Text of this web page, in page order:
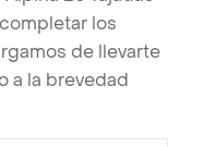
los
de llevarte
a la brevedad